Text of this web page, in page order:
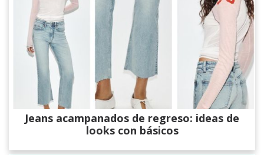
Jeans acampanados de regreso: ideas de
looks con básicos